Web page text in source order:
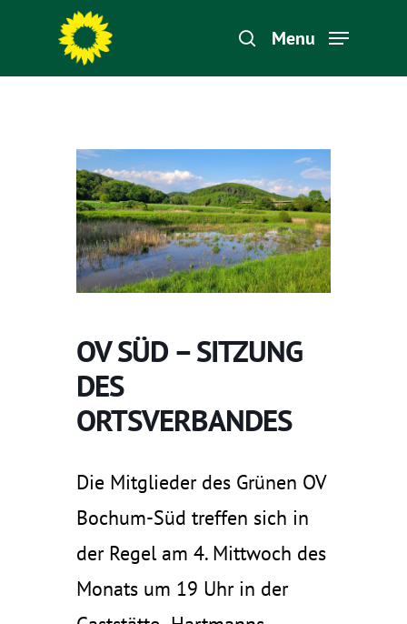
Menu
OV SÜD – SITZUNG
DES
ORTSVERBANDES
Die Mitglieder des Grünen OV
Bochum-Süd treffen sich in
der Regel am 4. Mittwoch des
Monats um 19 Uhr in der